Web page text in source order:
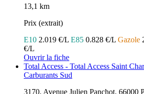
13,1 km
Prix (extrait)
E10 2.019 €/L E85 0.828 €/L Gazole
€/L
Ouvrir la fiche
Total Access - Total Access Saint
Carburants Sud
3170, Avenue Julien Panchot, 66000